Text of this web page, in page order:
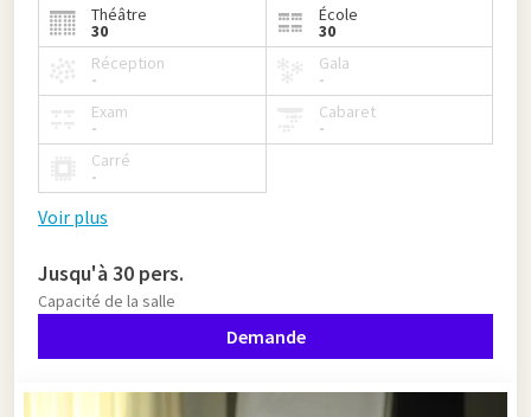
Théâtre
30
École
30
Réception
-
Gala
-
Exam
-
Cabaret
-
Carré
-
Voir plus
Jusqu'à 30 pers.
Capacité de la salle
Demande